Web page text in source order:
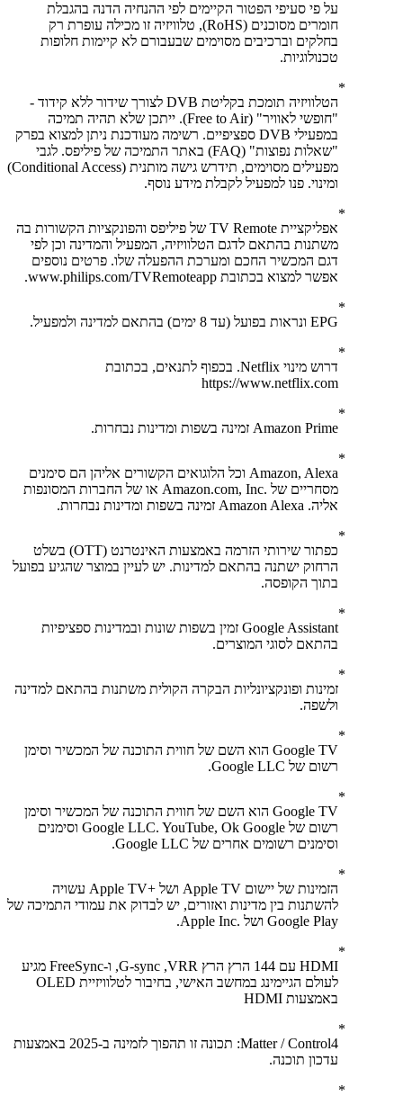
על פי סעיפי הפטור הקיימים לפי ההנחיה הדנה בהגבלת
חומרים מסוכנים (RoHS), טלוויזיה זו מכילה עופרת רק
בחלקים וברכיבים מסוימים שבעבורם לא קיימות חלופות
טכנולוגיות.
הטלוויזיה תומכת בקליטת DVB לצורך שידור ללא קידוד -
"חופשי לאוויר" (Free to Air). ייתכן שלא תהיה תמיכה
במפעילי DVB ספציפיים. רשימה מעודכנת ניתן למצוא בפרק
"שאלות נפוצות" (FAQ) באתר התמיכה של פיליפס. לגבי
מפעילים מסוימים, תידרש גישה מותנית (Conditional Access)
ומינוי. פנו למפעיל לקבלת מידע נוסף.
אפליקציית TV Remote של פיליפס והפונקציות הקשורות בה
משתנות בהתאם לדגם הטלוויזיה, המפעיל והמדינה וכן לפי
דגם המכשיר החכם ומערכת ההפעלה שלו. פרטים נוספים
אפשר למצוא בכתובת www.philips.com/TVRemoteapp.
דרוש מינוי Netflix. בכפוף לתנאים, בכתובת
https://www.netflix.com
Amazon Prime זמינה בשפות ומדינות נבחרות.
Amazon, Alexa וכל הלוגואים הקשורים אליהן הם סימנים
מסחריים של .‏‎Amazon.com, Inc או של החברות המסונפות
אליה. Amazon Alexa זמינה בשפות ומדינות נבחרות.
כפתור שירותי הזרמה באמצעות האינטרנט (OTT) בשלט
הרחוק ישתנה בהתאם למדינות. יש לעיין במוצר שהגיע בפועל
בתוך הקופסה.
Google Assistant זמין בשפות שונות ובמדינות ספציפיות
בהתאם לסוגי המוצרים.
זמינות ופונקציונליות הבקרה הקולית משתנות בהתאם למדינה
ולשפה.
Google TV הוא השם של חווית התוכנה של המכשיר וסימן
רשום של Google LLC.
Google TV הוא השם של חווית התוכנה של המכשיר וסימן
רשום של Google LLC. YouTube, Ok Google וסימנים
וסימנים רשומים אחרים של Google LLC.
הזמינות של יישום Apple TV ושל Apple TV+‎ עשויה
להשתנות בין מדינות ואזורים, יש לבדוק את עמודי התמיכה של
Google Play ושל Apple Inc.‎.
HDMI עם 144 הרץ הרץ VRR,‏ G-sync, ו-FreeSync מגיע
לעולם הגיימינג במחשב האישי, בחיבור לטלוויזיית OLED
באמצעות HDMI
Matter / Control4: תכונה זו תהפוך לזמינה ב-2025 באמצעות
עדכון תוכנה.